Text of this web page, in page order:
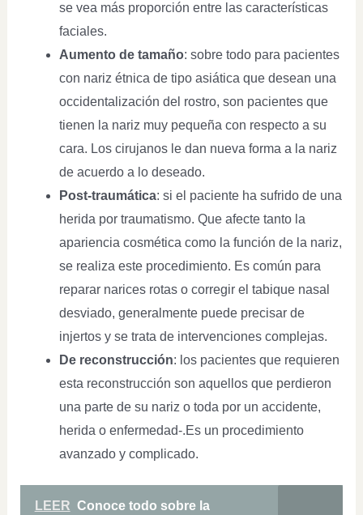
se vea más proporción entre las características
faciales.
Aumento de tamaño: sobre todo para pacientes
con nariz étnica de tipo asiática que desean una
occidentalización del rostro, son pacientes que
tienen la nariz muy pequeña con respecto a su
cara. Los cirujanos le dan nueva forma a la nariz
de acuerdo a lo deseado.
Post-traumática: si el paciente ha sufrido de una
herida por traumatismo. Que afecte tanto la
apariencia cosmética como la función de la nariz,
se realiza este procedimiento. Es común para
reparar narices rotas o corregir el tabique nasal
desviado, generalmente puede precisar de
injertos y se trata de intervenciones complejas.
De reconstrucción: los pacientes que requieren
esta reconstrucción son aquellos que perdieron
una parte de su nariz o toda por un accidente,
herida o enfermedad-.Es un procedimiento
avanzado y complicado.
LEER Conoce todo sobre la